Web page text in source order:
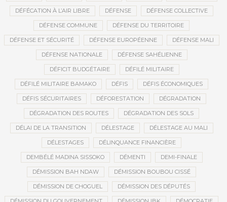
DÉFÉCATION À L’AIR LIBRE DÉFENSE DÉFENSE COLLECTIVE
DÉFENSE COMMUNE DÉFENSE DU TERRITOIRE
DÉFENSE ET SÉCURITÉ DÉFENSE EUROPÉENNE DÉFENSE MALI
DÉFENSE NATIONALE DÉFENSE SAHÉLIENNE
DÉFICIT BUDGÉTAIRE DÉFILÉ MILITAIRE
DÉFILÉ MILITAIRE BAMAKO DÉFIS DÉFIS ÉCONOMIQUES
DÉFIS SÉCURITAIRES DÉFORESTATION DÉGRADATION
DÉGRADATION DES ROUTES DÉGRADATION DES SOLS
DÉLAI DE LA TRANSITION DÉLESTAGE DÉLESTAGE AU MALI
DÉLESTAGES DÉLINQUANCE FINANCIÈRE
DEMBÉLÉ MADINA SISSOKO DÉMENTI DEMI-FINALE
DÉMISSION BAH NDAW DÉMISSION BOUBOU CISSÉ
DÉMISSION DE CHOGUEL DÉMISSION DES DÉPUTÉS